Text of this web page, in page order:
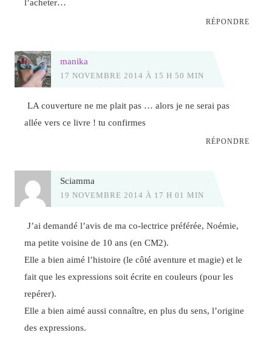
l’acheter…
RÉPONDRE
manika
17 NOVEMBRE 2014 À 15 H 50 MIN
LA couverture ne me plait pas … alors je ne serai pas
allée vers ce livre ! tu confirmes
RÉPONDRE
Sciamma
19 NOVEMBRE 2014 À 17 H 01 MIN
J’ai demandé l’avis de ma co-lectrice préférée, Noémie,
ma petite voisine de 10 ans (en CM2).
Elle a bien aimé l’histoire (le côté aventure et magie) et le
fait que les expressions soit écrite en couleurs (pour les
repérer).
Elle a bien aimé aussi connaître, en plus du sens, l’origine
des expressions.